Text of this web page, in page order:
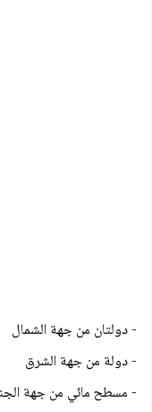
- دولتان من جهة
- دولة من جهة الشرق
- مسطح مائي من جهة